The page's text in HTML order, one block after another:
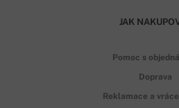
JAK
Pomoc s
Doprava
Reklamace a